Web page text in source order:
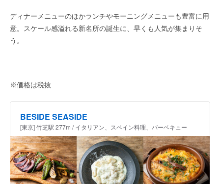
ディナーメニューのほかランチやモーニングメニューも豊富に用
意。スケール感溢れる新名所の誕生に、早くも人気が集まりそ
う。
※価格は税抜
BESIDE SEASIDE
[東京] 竹芝駅 277m / イタリアン、スペイン料理、バーベキュー